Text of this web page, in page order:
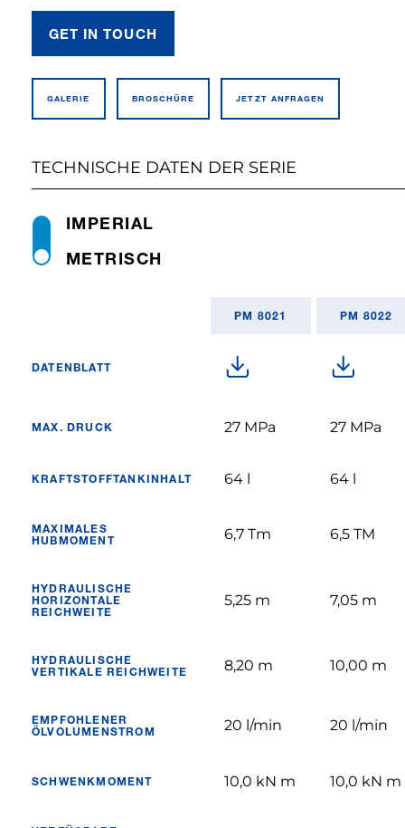
GET IN TOUCH
GALERIE BROSCHÜRE JETZT ANFRAGEN
TECHNISCHE DATEN DER SERIE
METRISCH
IMPERIAL
PM 8021 PM 8022
DATENBLATT
MAX. DRUCK 27 MPa 27 MPa
KRAFTSTOFFTANKINHALT 64 l 64 l
MAXIMALES
HUBMOMENT
6,7 Tm 6,5 TM
HYDRAULISCHE
HORIZONTALE
REICHWEITE
5,25 m 7,05 m
HYDRAULISCHE
VERTIKALE REICHWEITE
8,20 m 10,00 m
EMPFOHLENER
ÖLVOLUMENSTROM
20 l/min 20 l/min
SCHWENKMOMENT 10,0 kN m 10,0 kN m